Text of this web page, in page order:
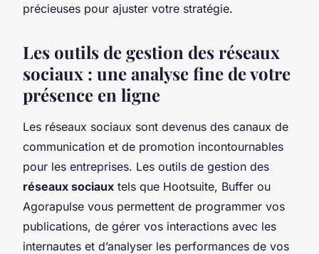
précieuses pour ajuster votre stratégie.
Les outils de gestion des réseaux
sociaux : une analyse fine de votre
présence en ligne
Les réseaux sociaux sont devenus des canaux de
communication et de promotion incontournables
pour les entreprises. Les outils de gestion des
réseaux sociaux tels que Hootsuite, Buffer ou
Agorapulse vous permettent de programmer vos
publications, de gérer vos interactions avec les
internautes et d’analyser les performances de vos